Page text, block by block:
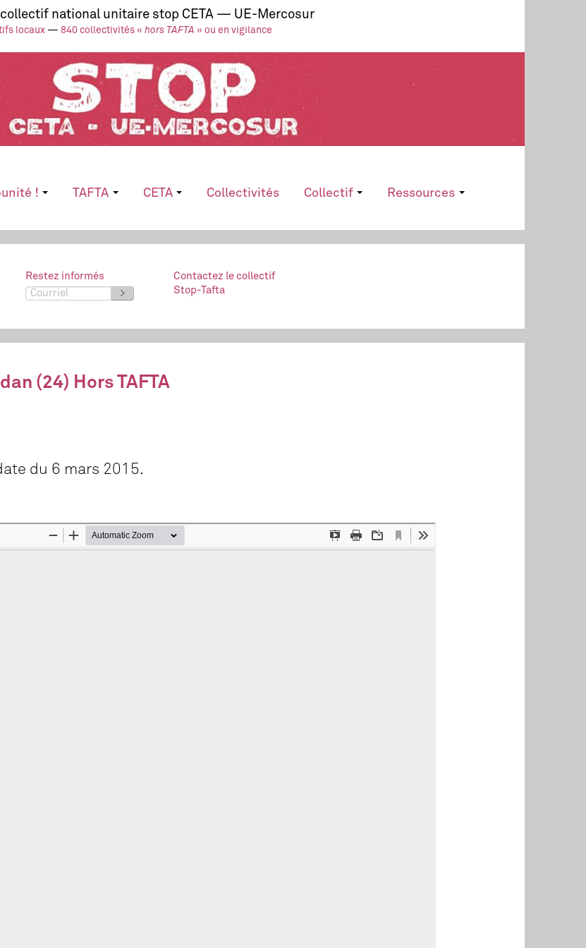
national unitaire stop CETA — UE-Mercosur
locaux— 840 collectivités « hors TAFTA » ou en vigilance
! TAFTA CETA Collectivités Collectif Ressources
Restez informés
>
Contactez le collectif
Stop-Tafta
(24) Hors TAFTA
du 6 mars 2015.